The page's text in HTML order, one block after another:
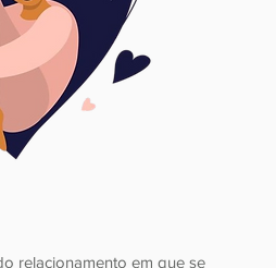
relacionamento em que se